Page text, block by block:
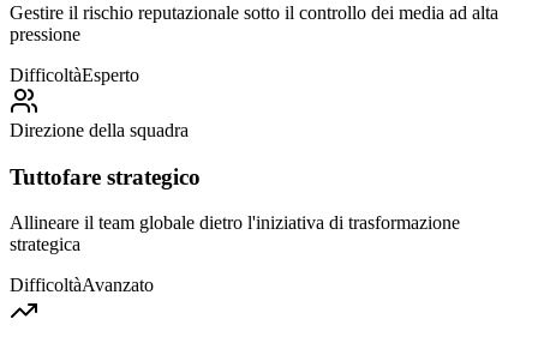
Gestire il rischio reputazionale sotto il controllo dei media ad alta
pressione
DifficoltàEsperto
Direzione della squadra
Tuttofare strategico
Allineare il team globale dietro l'iniziativa di trasformazione
strategica
DifficoltàAvanzato